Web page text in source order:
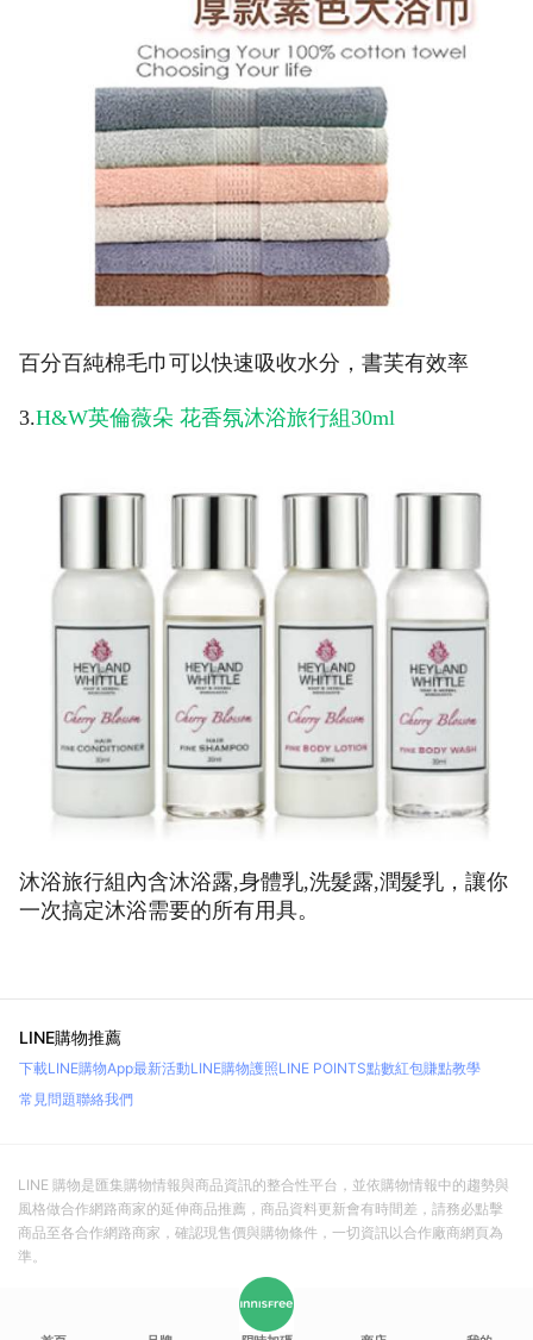
百分百純棉毛巾可以快速吸收水分，書芙有效率
3.H&W英倫薇朵 花香氛沐浴旅行組30ml
沐浴旅行組內含沐浴露,身體乳,洗髮露,潤髮乳，讓你
一次搞定沐浴需要的所有用具。
LINE購物推薦
下載LINE購物App最新活動LINE購物護照LINE POINTS點數紅包賺點教學
常見問題聯絡我們
LINE 購物是匯集購物情報與商品資訊的整合性平台，並依購物情報中的趨勢與
風格做合作網路商家的延伸商品推薦，商品資料更新會有時間差，請務必點擊
商品至各合作網路商家，確認現售價與購物條件，一切資訊以合作廠商網頁為
準。